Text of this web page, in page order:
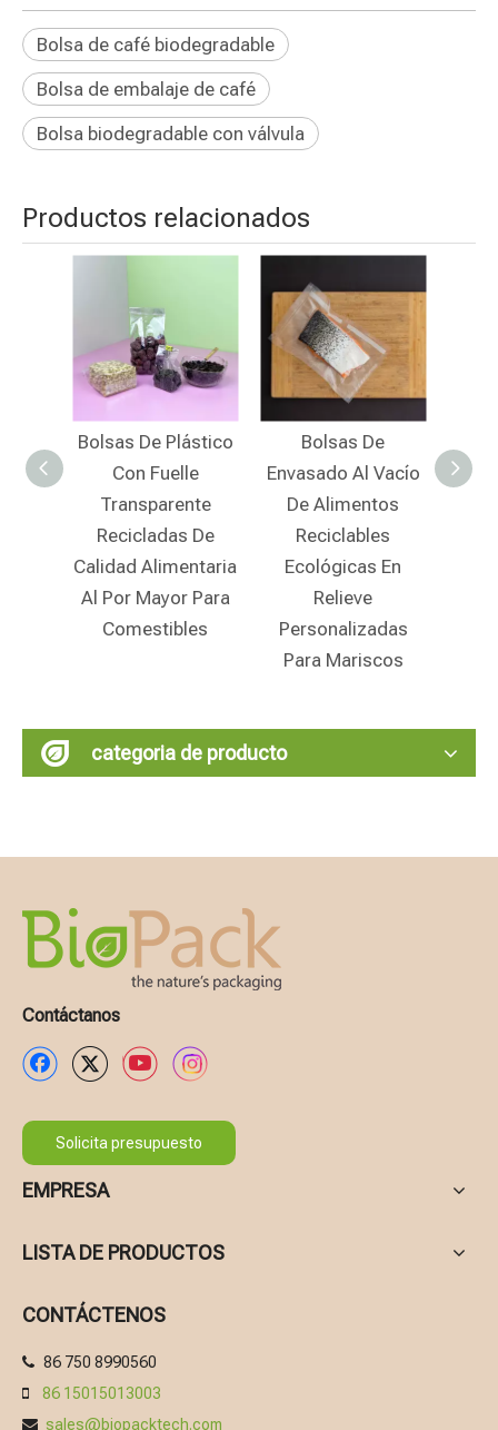
Bolsa de café biodegradable
Bolsa de embalaje de café
Bolsa biodegradable con válvula
Productos relacionados
Plástico
Bolsas De
Envasado Al Vacío
De Alimentos
Reciclables
Ecológicas En
Relieve
Personalizadas
Embalaje De Bolsa
Retráctil De Vacío
De Plástico
Reciclado Seguro
Para Alimentos
Para Carne
categoria de producto
Contáctanos
Solicita presupuesto
EMPRESA
LISTA DE PRODUCTOS
CONTÁCTENOS
 86 750 8990560
 86 15015013003
 sales@biopacktech.com